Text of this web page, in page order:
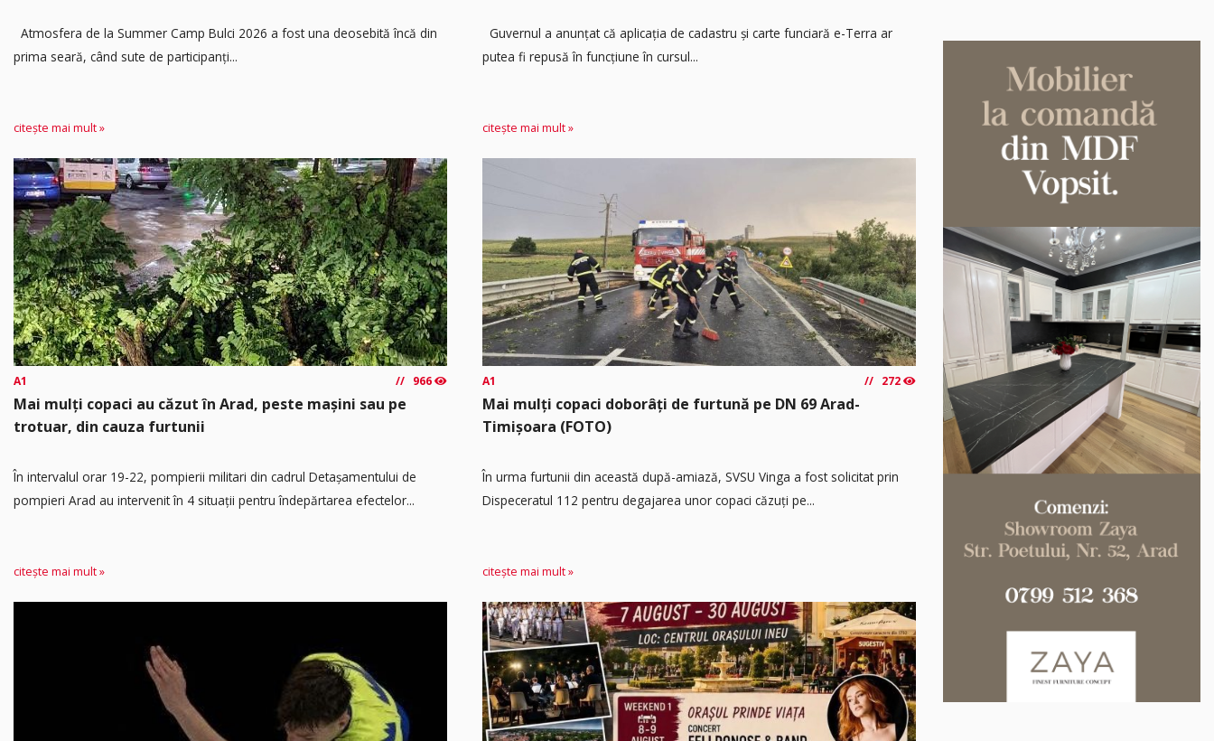
Atmosfera de la Summer Camp Bulci 2026 a fost una deosebită încă din
prima seară, când sute de participanți...
citește mai mult »
Guvernul a anunțat că aplicația de cadastru și carte funciară e-Terra ar
putea fi repusă în funcțiune în cursul...
citește mai mult »
A1 966
Mai mulți copaci au căzut în Arad, peste mașini sau pe
trotuar, din cauza furtunii
În intervalul orar 19-22, pompierii militari din cadrul Detașamentului de
pompieri Arad au intervenit în 4 situații pentru îndepărtarea efectelor...
citește mai mult »
A1 272
Mai mulți copaci doborâți de furtună pe DN 69 Arad-
Timișoara (FOTO)
În urma furtunii din această după-amiază, SVSU Vinga a fost solicitat prin
Dispeceratul 112 pentru degajarea unor copaci căzuți pe...
citește mai mult »